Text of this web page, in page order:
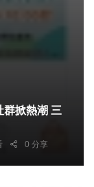
群掀熱潮 三
0 分享